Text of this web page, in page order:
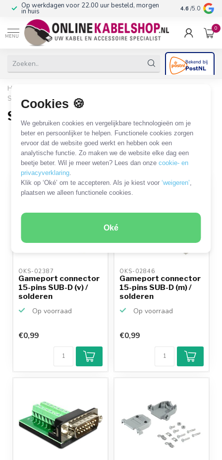
Cookies 🍪
We gebruiken cookies en vergelijkbare technologieën om je
beter en persoonlijker te helpen. Functionele cookies zorgen
ervoor dat de website goed werkt en hebben ook een
analytische functie. Zo maken we de website elke dag een
beetje beter. Wil je meer weten? Lees dan onzecookie- en
privacyverklaring.
Klik op ‘Oké’ om te accepteren. Als je kiest voor‘weigeren’,
plaatsen we alleen functionele cookies.
Oké
Op werkdagen voor 22.00 uur besteld, morgen
in huis 10+jaar
4.6 /5.0
MENU
0
Home
SUB-D connectoren
/ SUB-D 15-pins connectoren
SUB-D 15-pins connectoren
6 PRODUCTEN
Filters SORTEER OP
OKS-02387
Gameport connector
15-pins SUB-D (v) /
solderen
Op voorraad
€0,99
OKS-02846
Gameport connector
15-pins SUB-D (m) /
solderen
Op voorraad
€0,99